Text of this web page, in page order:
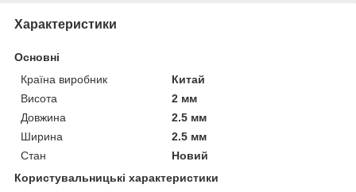
Характеристики
Основні
Країна виробник
Китай
Висота
2 мм
Довжина
2.5 мм
Ширина
2.5 мм
Стан
Новий
Користувальницькі характеристики